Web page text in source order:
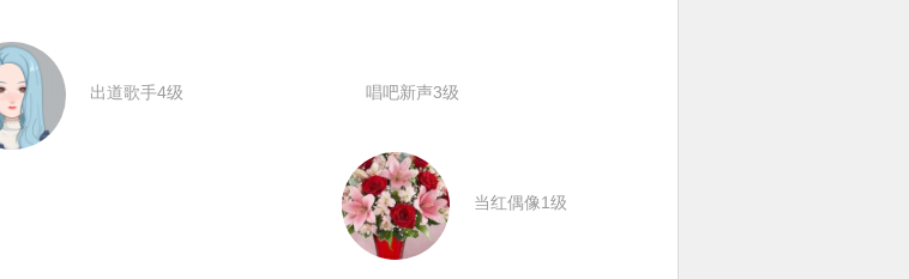
出道歌手4级 唱吧新声3级
当红偶像1级